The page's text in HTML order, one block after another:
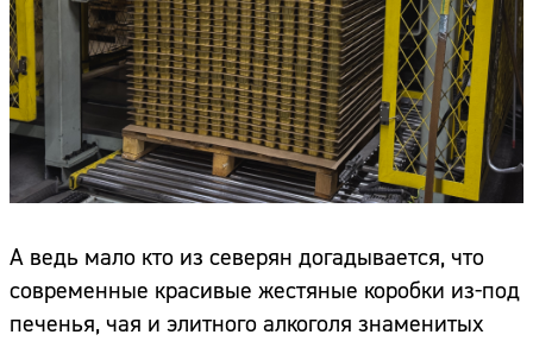
А ведь мало кто из северян догадывается, что
современные красивые жестяные коробки из-под
печенья, чая и элитного алкоголя знаменитых